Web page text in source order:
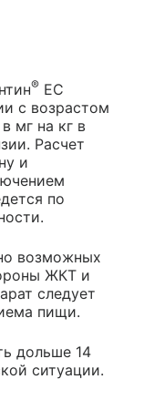
® ЕС
с возрастом
мг на кг в
Расчет
и
по
возможных
ЖКТ и
следует
пищи.
дольше 14
ситуации.